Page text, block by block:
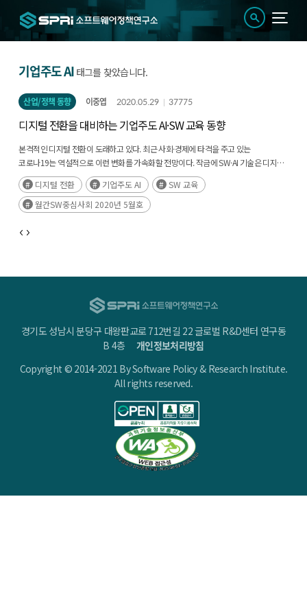
기업주도 AI 태그를 찾았습니다.
산업/정책 동향 이중엽 2020.05.29 37775
디지털 전환을 대비하는 기업주도 AI·SW 교육 동향
본격적인 디지털 전환이 도래하고 있다. 최근 사회·경제에 타격을 주고 있는
코로나19는 역설적으로 이런 변화를 가속화할 전망이다. 작금에 SW·AI 기술은 디지털
전환의 주역이자 핵심 경쟁우위로 더욱 주목받고 있다. SW·AI 인재가 국가 경쟁력을
좌우할 핵심자원으로 부상하였고(후략)
디지털 전환 기업주도 AI
SW 교육
월간SW중심사회 2020년 5월호
경기도 성남시 분당구 대왕판교로 712번길 22 글로벌 R&D센터 연구동
B 4층개인정보처리방침
Copyright © 2014-2021 By Software Policy & Research Institute.
All rights reserved.